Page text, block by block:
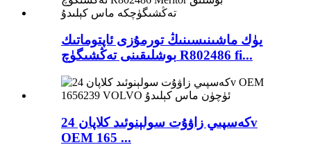
يۈك ماشىنىسىنىڭ تورمۇزى ئاپتوماتىك
بوشلىقىنى تەڭشىگۈچ R802486 fi...
كەسپىي زاۋۇت سولېنوئىد كلاپان 24v
OEM 165 ...